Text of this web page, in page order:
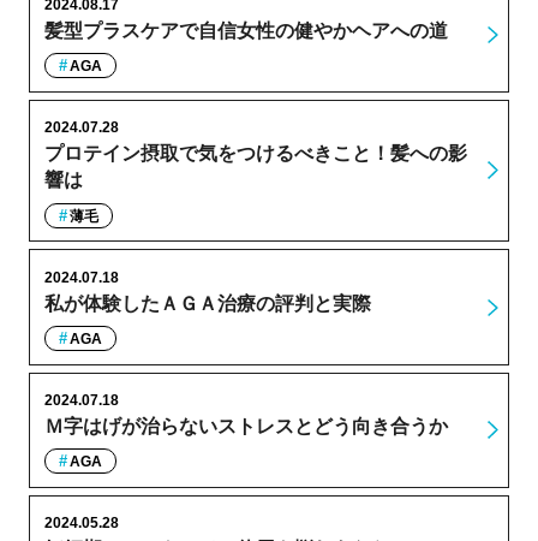
髪型プラスケアで自信女性の健やかヘアへの道
2024.08.17
AGA
プロテイン摂取で気をつけるべきこと！髪への影
響は
2024.07.28
薄毛
私が体験したＡＧＡ治療の評判と実際
2024.07.18
AGA
Ｍ字はげが治らないストレスとどう向き合うか
2024.07.18
AGA
2024.05.28